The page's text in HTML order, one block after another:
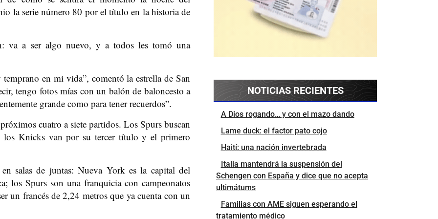
la serie número 80 por el título en la historia de
va a ser algo nuevo, y a todos les tomó una
en mi vida”, comentó la estrella de San
tengo fotos mías con un balón de baloncesto a
grande como para tener recuerdos”.
cuatro a siete partidos. Los Spurs buscan
Knicks van por su tercer título y el primero
salas de juntas: Nueva York es la capital del
los Spurs son una franquicia con campeonatos
un francés de 2,24 metros que ya cuenta con un
NOTICIAS RECIENTES
A Dios rogando… y con el mazo dando
Lame duck: el factor pato cojo
Haití: una nación invertebrada
Italia mantendrá la suspensión del
Schengen con España y dice que no acepta
ultimátums
Familias con AME siguen esperando el
tratamiento médico